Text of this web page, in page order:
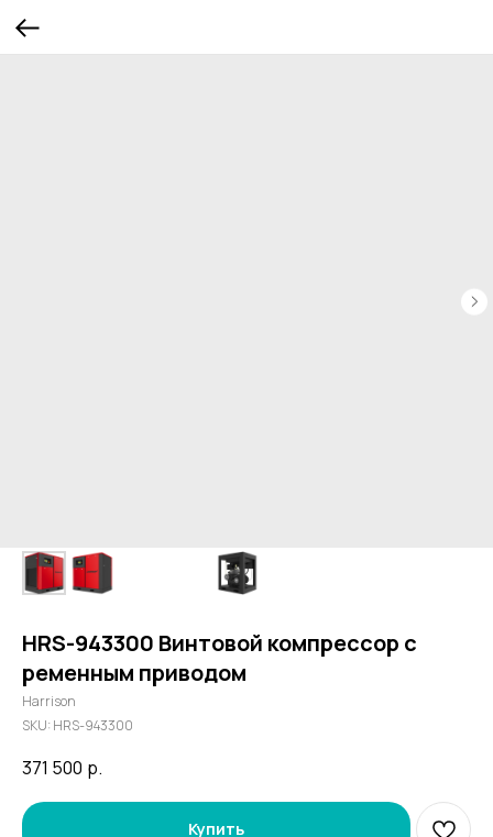
HRS-943300 Винтовой компрессор с
ременным приводом
Harrison
SKU: HRS-943300
371 500 р.
Купить